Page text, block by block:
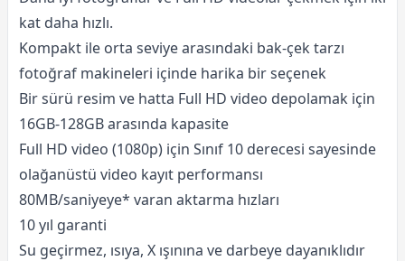
kat daha hızlı.
Kompakt ile orta seviye arasındaki bak-çek tarzı
fotoğraf makineleri içinde harika bir seçenek
Bir sürü resim ve hatta Full HD video depolamak için
16GB-128GB arasında kapasite
Full HD video (1080p) için Sınıf 10 derecesi sayesinde
olağanüstü video kayıt performansı
80MB/saniyeye* varan aktarma hızları
10 yıl garanti
Su geçirmez, ısıya, X ışınına ve darbeye dayanıklıdır